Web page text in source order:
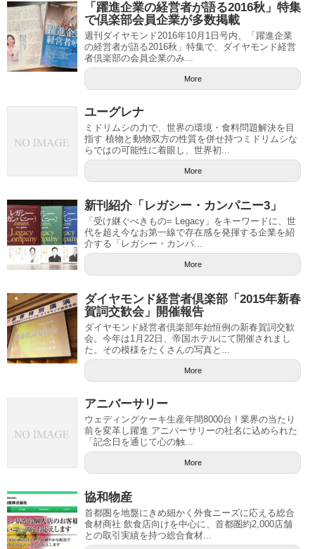
「躍進企業の経営者が語る2016秋」特集
で倶楽部会員企業が多数掲載
週刊ダイヤモンド2016年10月1日号内、「躍進企業
の経営者が語る2016秋」特集で、ダイヤモンド経営
者倶楽部の会員企業のみ...
More
ユーグレナ
ミドリムシの力で、世界の環境・食料問題解決を目
指す 植物と動物双方の性質を併せ持つミドリムシな
らではの可能性に着眼し、世界初...
More
新刊紹介「レガシー・カンパニー3」
「受け継ぐべきもの= Legacy」をキーワードに、世
代を超え今なお第一線で存在感を発揮する企業を紹
介する「レガシー・カンパ...
More
ダイヤモンド経営者倶楽部「2015年新春
賀詞交歓会」開催報告
ダイヤモンド経営者倶楽部年始恒例の新春賀詞交歓
会。今年は1月22日、帝国ホテルにて開催されまし
た。その模様をたくさんの写真と...
More
アニバーサリー
ウェディングケーキ生産年間8000台 ! 業界の当たり
前を変革し躍進 アニバーサリーの社名に込められた
「記念日を通じて心の触...
More
協和物産
首都圏を地盤にきめ細かく外食ニーズに応える総合
食材商社 飲食店向けを中心に、首都圏約2,000店舗
との取引実績を持つ総合食材...